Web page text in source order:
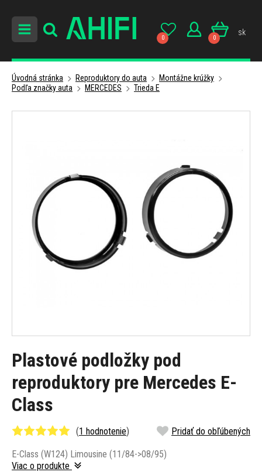
0 0
sk
Úvodná stránka Reproduktory do auta
Montážne krúžky
Podľa značky auta
MERCEDES Trieda E
Plastové podložky pod
reproduktory pre Mercedes E-
Class
(1 hodnotenie) Pridať do obľúbených
E-Class (W124) Limousine (11/84->08/95)
Viac o produkte